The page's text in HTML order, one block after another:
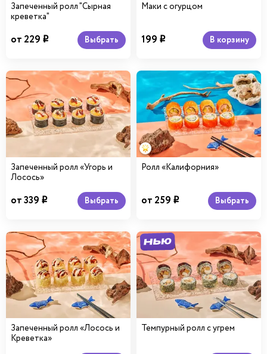
Запеченный ролл "Сырная
креветка"
от 229 i Выбрать
Маки с огурцом
199 i В корзину
Запеченный ролл «Угорь и
Лосось»
от 339 i Выбрать
Ролл «Калифорния»
от 259 i Выбрать
Запеченный ролл «Лосось и
Креветка»
Темпурный ролл с угрем